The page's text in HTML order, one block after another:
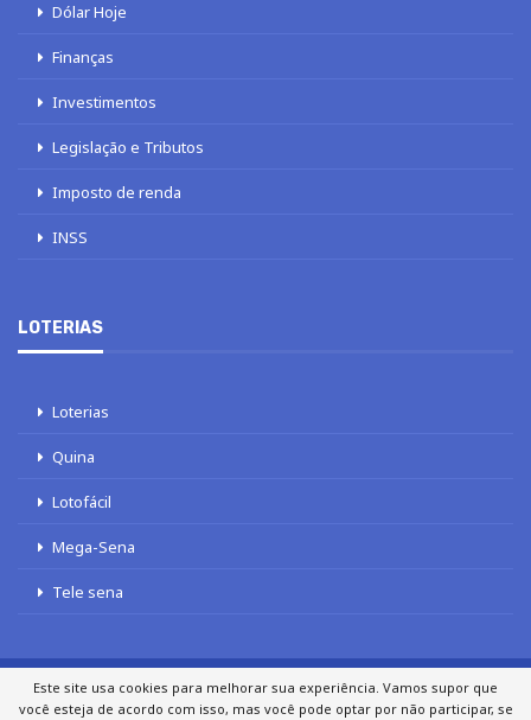
Dólar Hoje
Finanças
Investimentos
Legislação e Tributos
Imposto de renda
INSS
LOTERIAS
Loterias
Quina
Lotofácil
Mega-Sena
Tele sena
SOBRE NÓS AUTORES FALE COM O JORNAL DCI
Este site usa cookies para melhorar sua experiência. Vamos supor que
você esteja de acordo com isso, mas você pode optar por não participar, se